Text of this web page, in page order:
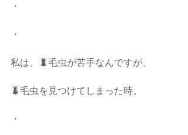
・
・
私は、🐛毛虫が苦手なんですが、
🐛毛虫を見つけてしまった時。
・